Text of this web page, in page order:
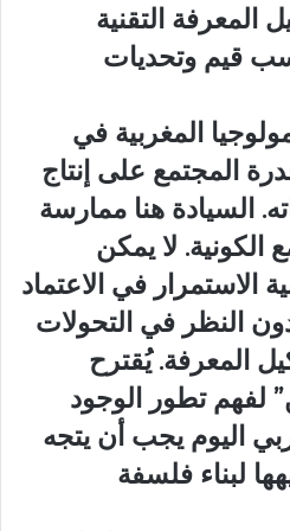
المعرفة التقنية
قيم وتحديات
المغربية في
المجتمع على إنتاج
السيادة هنا ممارسة
الكونية. لا يمكن
الاستمرار في الاعتماد
النظر في التحولات
المعرفة. يُقترح
لفهم تطور الوجود
اليوم يجب أن يتجه
لبناء فلسفة